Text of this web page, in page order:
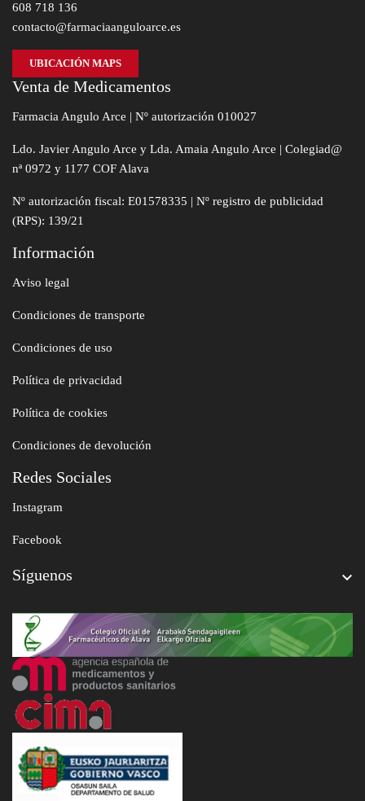
608 718 136
contacto@farmaciaanguloarce.es
UBICACIÓN MAPS
Venta de Medicamentos
Farmacia Angulo Arce | Nº autorización 010027
Ldo. Javier Angulo Arce y Lda. Amaia Angulo Arce | Colegiad@
nª 0972 y 1177 COF Alava
Nº autorización fiscal: E01578335 | Nº registro de publicidad
(RPS): 139/21
Información
Aviso legal
Condiciones de transporte
Condiciones de uso
Política de privacidad
Política de cookies
Condiciones de devolución
Redes Sociales
Instagram
Facebook
Síguenos 